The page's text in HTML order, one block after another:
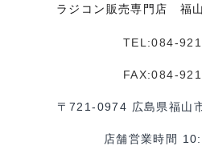
ラジコン販売専門店 福
TEL:084-
FAX:084-
〒721-0974 広島県福山
店舗営業時間